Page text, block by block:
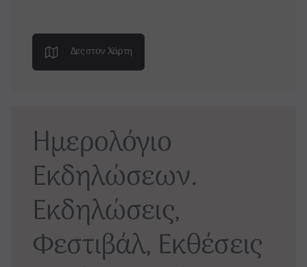
Δες στον Χάρτη
Ημερολόγιο
Εκδηλώσεων.
Εκδηλώσεις,
Φεστιβάλ, Εκθέσεις